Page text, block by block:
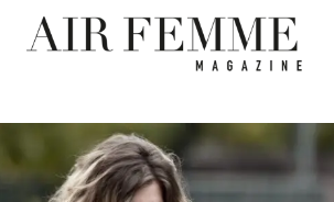
Saltar